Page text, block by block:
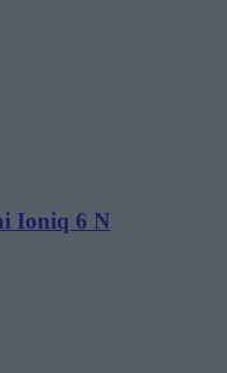
Ioniq 6 N